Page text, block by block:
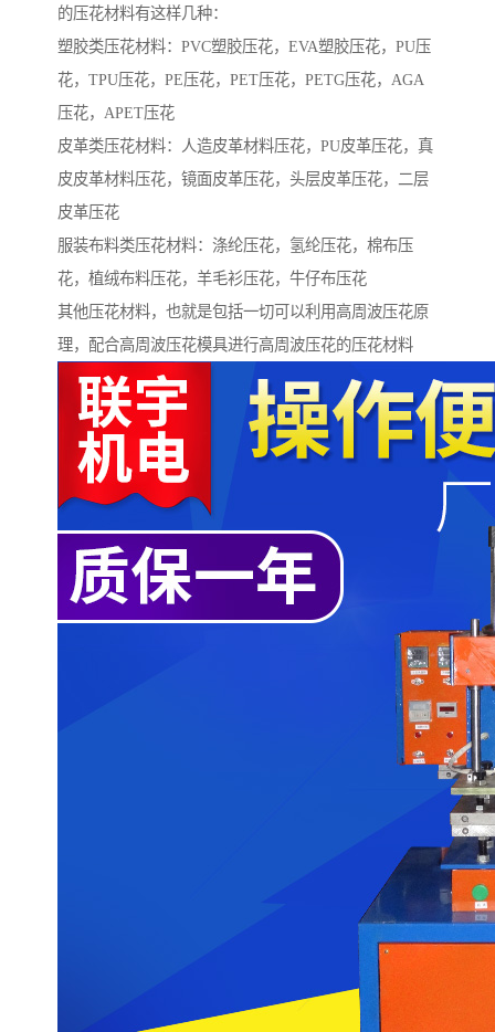
的压花材料有这样几种：
塑胶类压花材料：PVC塑胶压花，EVA塑胶压花，PU压
花，TPU压花，PE压花，PET压花，PETG压花，AGA
压花，APET压花
皮革类压花材料：人造皮革材料压花，PU皮革压花，真
皮皮革材料压花，镜面皮革压花，头层皮革压花，二层
皮革压花
服装布料类压花材料：涤纶压花，氢纶压花，棉布压
花，植绒布料压花，羊毛衫压花，牛仔布压花
其他压花材料，也就是包括一切可以利用高周波压花原
理，配合高周波压花模具进行高周波压花的压花材料